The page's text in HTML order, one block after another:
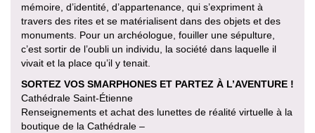
mémoire, d’identité, d’appartenance, qui s’expriment à
travers des rites et se matérialisent dans des objets et des
monuments. Pour un archéologue, fouiller une sépulture,
c’est sortir de l’oubli un individu, la société dans laquelle il
vivait et la place qu’il y tenait.
SORTEZ VOS SMARPHONES ET PARTEZ À L’AVENTURE !
Cathédrale Saint-Étienne
Renseignements et achat des lunettes de réalité virtuelle à la
boutique de la Cathédrale –